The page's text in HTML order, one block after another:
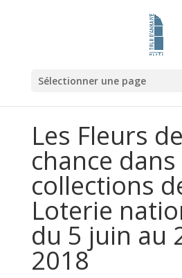
Sélectionner une page
Les Fleurs
chance dans
collections
Loterie
du 5 juin au
2018